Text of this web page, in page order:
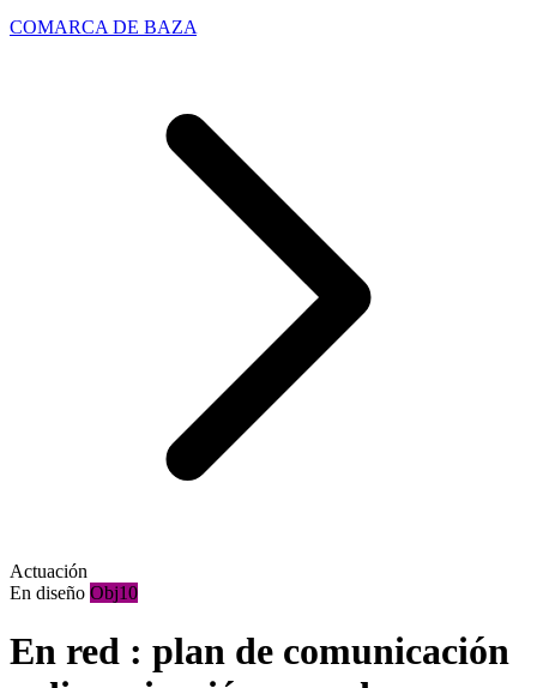
COMARCA DE BAZA
Actuación
En diseño Obj10
En red : plan de comunicación